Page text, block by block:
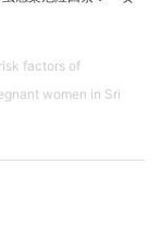
factors of
women in Sri